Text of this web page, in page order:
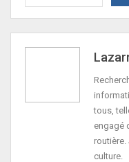
tous,
engagé
culture.